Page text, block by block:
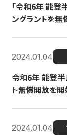
「令和6年 能登
ングラントを無
2024.01.04
令和6年 能登半
ト無償開放を開
2024.01.04